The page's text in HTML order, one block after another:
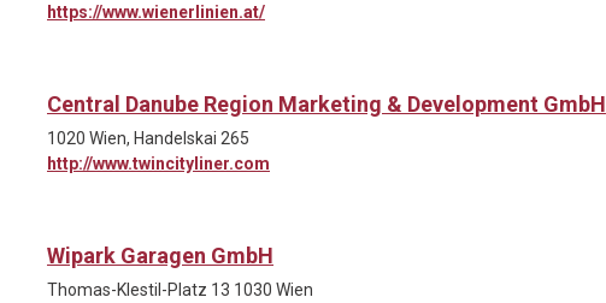
https://www.wienerlinien.at/
Central Danube Region Marketing & Development GmbH
1020 Wien, Handelskai 265
http://www.twincityliner.com
Wipark Garagen GmbH
Thomas-Klestil-Platz 13 1030 Wien